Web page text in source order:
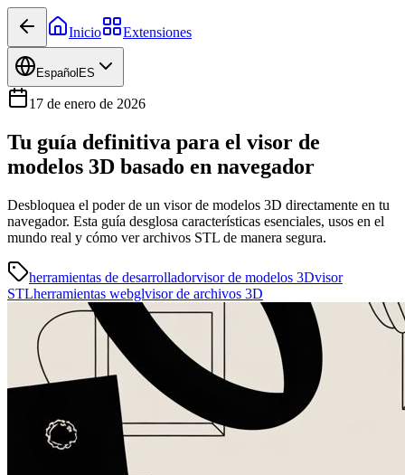
Inicio Extensiones
EspañolES
17 de enero de 2026
Tu guía definitiva para el visor de
modelos 3D basado en navegador
Desbloquea el poder de un visor de modelos 3D directamente en tu
navegador. Esta guía desglosa características esenciales, usos en el
mundo real y cómo ver archivos STL de manera segura.
herramientas de desarrolladorvisor de modelos 3Dvisor
STLherramientas webglvisor de archivos 3D